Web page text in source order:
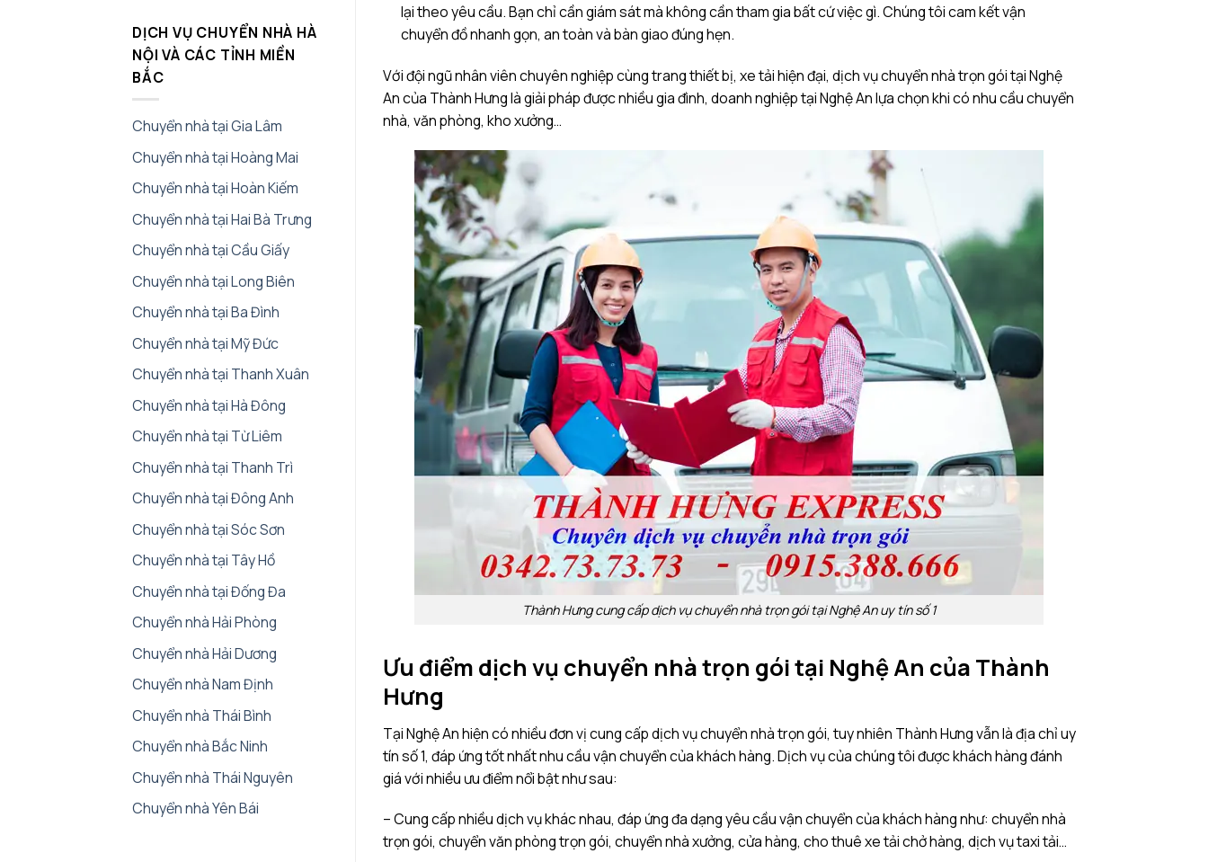
DỊCH VỤ CHUYỂN NHÀ HÀ
NỘI VÀ CÁC TỈNH MIỀN
BẮC
Chuyển nhà tại Gia Lâm
Chuyển nhà tại Hoàng Mai
Chuyển nhà tại Hoàn Kiếm
Chuyển nhà tại Hai Bà Trưng
Chuyển nhà tại Cầu Giấy
Chuyển nhà tại Long Biên
Chuyển nhà tại Ba Đình
Chuyển nhà tại Mỹ Đức
Chuyển nhà tại Thanh Xuân
Chuyển nhà tại Hà Đông
Chuyển nhà tại Từ Liêm
Chuyển nhà tại Thanh Trì
Chuyển nhà tại Đông Anh
Chuyển nhà tại Sóc Sơn
Chuyển nhà tại Tây Hồ
Chuyển nhà tại Đống Đa
Chuyển nhà Hải Phòng
Chuyển nhà Hải Dương
Chuyển nhà Nam Định
Chuyển nhà Thái Bình
Chuyển nhà Bắc Ninh
Chuyển nhà Thái Nguyên
Chuyển nhà Yên Bái
lại theo yêu cầu. Bạn chỉ cần giám sát mà không cần tham gia bất cứ việc gì. Chúng tôi cam kết vận
chuyển đồ nhanh gọn, an toàn và bàn giao đúng hẹn.
Với đội ngũ nhân viên chuyên nghiệp cùng trang thiết bị, xe tải hiện đại, dịch vụ chuyển nhà trọn gói tại Nghệ
An của Thành Hưng là giải pháp được nhiều gia đình, doanh nghiệp tại Nghệ An lựa chọn khi có nhu cầu chuyển
nhà, văn phòng, kho xưởng…
Thành Hưng cung cấp dịch vụ chuyển nhà trọn gói tại Nghệ An uy tín số 1
Ưu điểm dịch vụ chuyển nhà trọn gói tại Nghệ An của Thành
Hưng
Tại Nghệ An hiện có nhiều đơn vị cung cấp dịch vụ chuyển nhà trọn gói, tuy nhiên Thành Hưng vẫn là địa chỉ uy
tín số 1, đáp ứng tốt nhất nhu cầu vận chuyển của khách hàng. Dịch vụ của chúng tôi được khách hàng đánh
giá với nhiều ưu điểm nổi bật như sau:
– Cung cấp nhiều dịch vụ khác nhau, đáp ứng đa dạng yêu cầu vận chuyển của khách hàng như: chuyển nhà
trọn gói, chuyển văn phòng trọn gói, chuyển nhà xưởng, cửa hàng, cho thuê xe tải chở hàng, dịch vụ taxi tải…